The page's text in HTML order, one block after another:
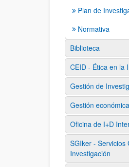
Plan de
Normativa
Biblioteca
CEID - Ética en la
Gestión de
Gestión económica
Oficina de I+D
SGIker - Servicios
Investigación